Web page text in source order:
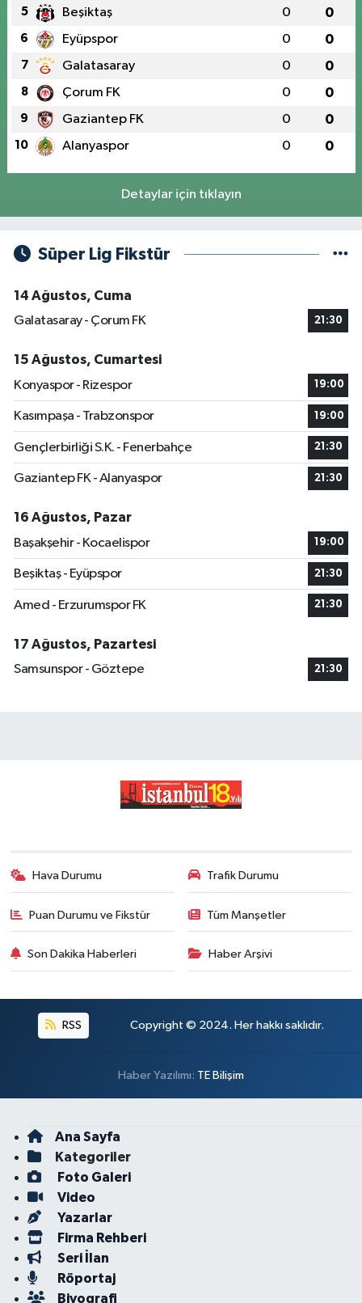
5 Beşiktaş 0 0
6 Eyüpspor 0 0
7 Galatasaray 0 0
8 Çorum FK 0 0
9 Gaziantep FK 0 0
10 Alanyaspor 0 0
Detaylar için tıklayın
Süper Lig Fikstür
14 Ağustos, Cuma
Galatasaray - Çorum FK
21:30
15 Ağustos, Cumartesi
Konyaspor - Rizespor
19:00
Kasımpaşa - Trabzonspor 19:00
Gençlerbirliği S.K. - Fenerbahçe 21:30
Gaziantep FK - Alanyaspor 21:30
16 Ağustos, Pazar
Başakşehir - Kocaelispor
19:00
Beşiktaş - Eyüpspor 21:30
Amed - Erzurumspor FK 21:30
17 Ağustos, Pazartesi
Samsunspor - Göztepe
21:30
Hava Durumu Trafik Durumu
Puan Durumu ve Fikstür Tüm Manşetler
Son Dakika Haberleri Haber Arşivi
RSS Copyright © 2024. Her hakkı saklıdır.
Haber Yazılımı: TE Bilişim
Ana Sayfa
Kategoriler
Foto Galeri
Video
Yazarlar
Firma Rehberi
Seri İlan
Röportaj
Biyografi